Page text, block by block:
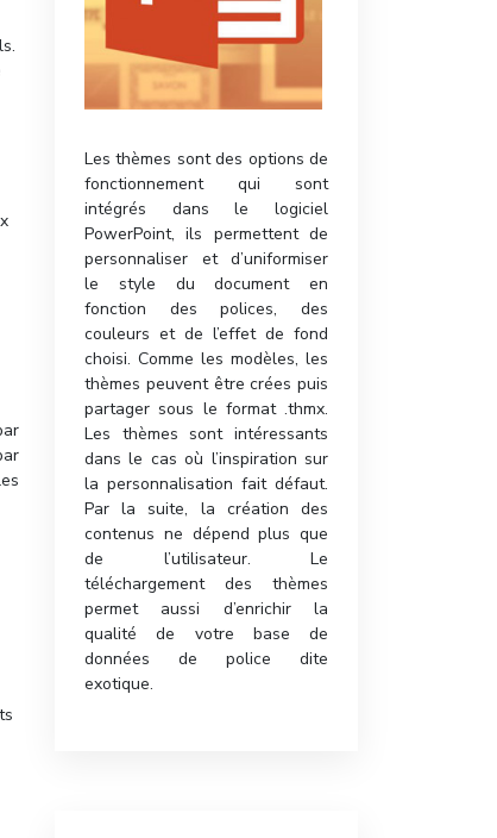
Les thèmes sont des options de
fonctionnement qui sont
intégrés dans le logiciel
PowerPoint, ils permettent de
personnaliser et d’uniformiser
le style du document en
fonction des polices, des
couleurs et de l’effet de fond
choisi. Comme les modèles, les
thèmes peuvent être crées puis
partager sous le format .thmx.
Les thèmes sont intéressants
dans le cas où l’inspiration sur
la personnalisation fait défaut.
Par la suite, la création des
contenus ne dépend plus que
de l’utilisateur. Le
téléchargement des thèmes
permet aussi d’enrichir la
qualité de votre base de
données de police dite
exotique.